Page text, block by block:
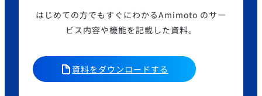
はじめての方でもすぐにわかるAmimoto のサー
ビス内容や機能を記載した資料。
資料をダウンロードする